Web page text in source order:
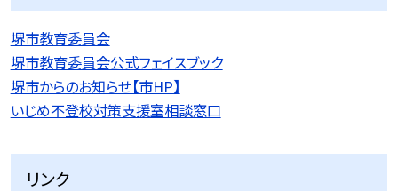
堺市教育委員会
堺市教育委員会公式フェイスブック
堺市からのお知らせ【市HP】
いじめ不登校対策支援室相談窓口
リンク